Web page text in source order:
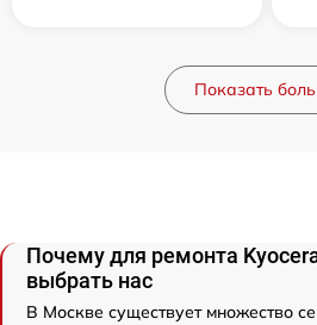
Показать
Почему для ремонта
выбрать нас
В Москве существует множество